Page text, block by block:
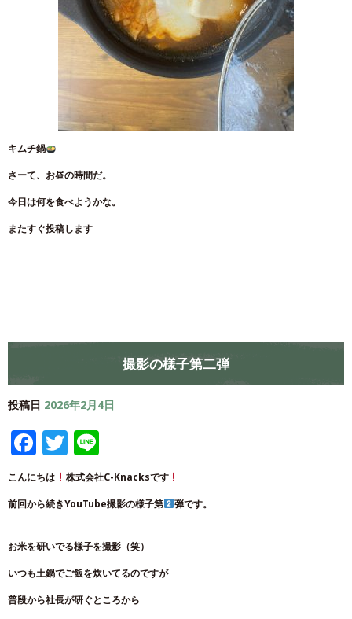
キムチ鍋
さーて、お昼の時間だ。
今日は何を食べようかな。
またすぐ投稿します
撮影の様子第二弾
投稿日 2026年2月4日
Facebook
Twitter
こんにちは
株式会社C-Knacksです
前回から続きYouTube撮影の様子第
弾です。
お米を研いでる様子を撮影（笑）
いつも土鍋でご飯を炊いてるのですが
普段から社長が研ぐところから